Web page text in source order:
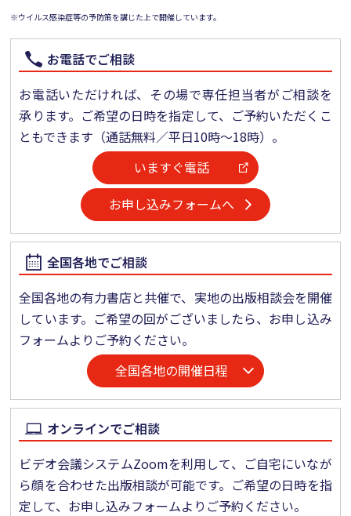
※ウイルス感染症等の予防策を講じた上で開催しています。
お電話でご相談
お電話いただければ、その場で専任担当者がご相談を
承ります。ご希望の日時を指定して、ご予約いただくこ
ともできます（通話無料／平日10時～18時）。
いますぐ電話
お申し込みフォームへ
全国各地でご相談
全国各地の有力書店と共催で、実地の出版相談会を開催
しています。ご希望の回がございましたら、お申し込み
フォームよりご予約ください。
全国各地の開催日程
オンラインでご相談
ビデオ会議システムZoomを利用して、ご自宅にいなが
ら顔を合わせた出版相談が可能です。ご希望の日時を指
定して、お申し込みフォームよりご予約ください。